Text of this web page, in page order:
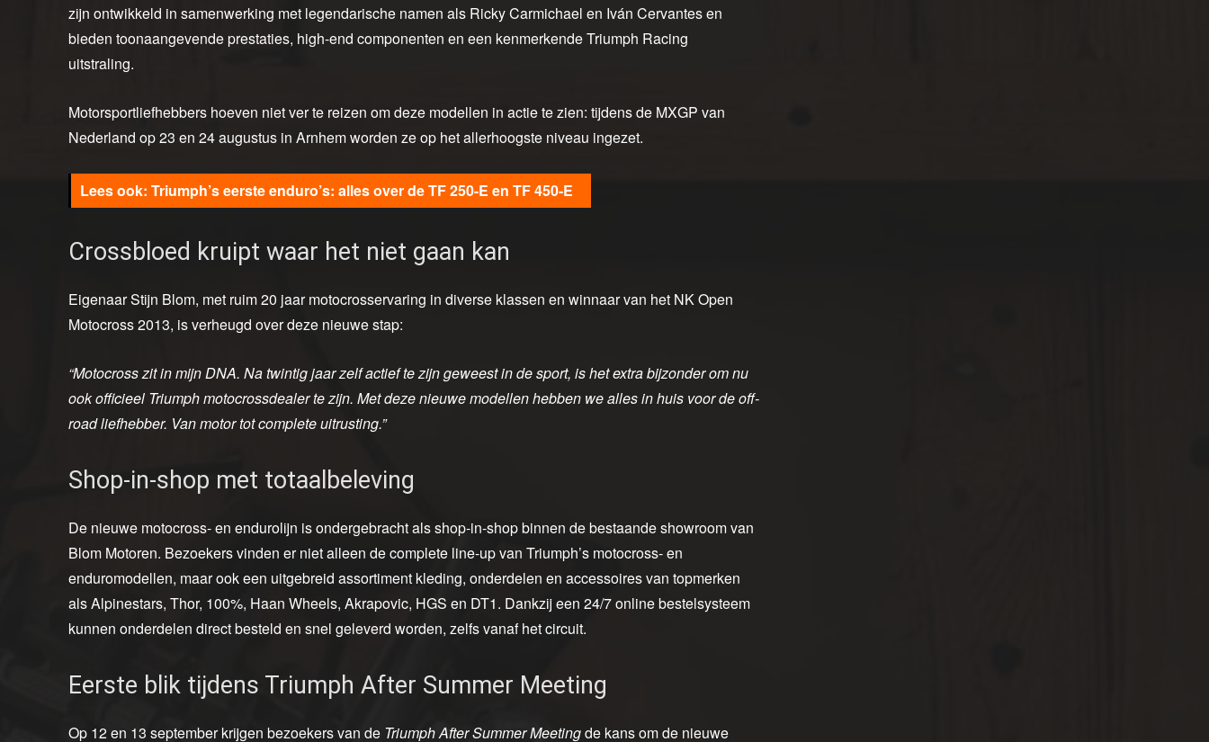
zijn ontwikkeld in samenwerking met legendarische namen als Ricky Carmichael en Iván Cervantes en
bieden toonaangevende prestaties, high-end componenten en een kenmerkende Triumph Racing
uitstraling.
Motorsportliefhebbers hoeven niet ver te reizen om deze modellen in actie te zien: tijdens de MXGP van
Nederland op 23 en 24 augustus in Arnhem worden ze op het allerhoogste niveau ingezet.
Triumph’s eerste enduro’s: alles over de TF 250-E en TF 450-E
Crossbloed kruipt waar het niet gaan kan
Eigenaar Stijn Blom, met ruim 20 jaar motocrosservaring in diverse klassen en winnaar van het NK Open
Motocross 2013, is verheugd over deze nieuwe stap:
“Motocross zit in mijn DNA. Na twintig jaar zelf actief te zijn geweest in de sport, is het extra bijzonder om nu
ook officieel Triumph motocrossdealer te zijn. Met deze nieuwe modellen hebben we alles in huis voor de off-
road liefhebber. Van motor tot complete uitrusting.”
Shop-in-shop met totaalbeleving
De nieuwe motocross- en endurolijn is ondergebracht als shop-in-shop binnen de bestaande showroom van
Blom Motoren. Bezoekers vinden er niet alleen de complete line-up van Triumph’s motocross- en
enduromodellen, maar ook een uitgebreid assortiment kleding, onderdelen en accessoires van topmerken
als Alpinestars, Thor, 100%, Haan Wheels, Akrapovic, HGS en DT1. Dankzij een 24/7 online bestelsysteem
kunnen onderdelen direct besteld en snel geleverd worden, zelfs vanaf het circuit.
Eerste blik tijdens Triumph After Summer Meeting
Op 12 en 13 september krijgen bezoekers van de Triumph After Summer Meetingde kans om de nieuwe